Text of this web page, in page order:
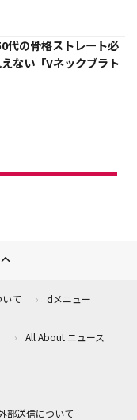
代の骨格ストレート必
ない「Vネックブラト
て dメニュー
All About ニュース
部送信について